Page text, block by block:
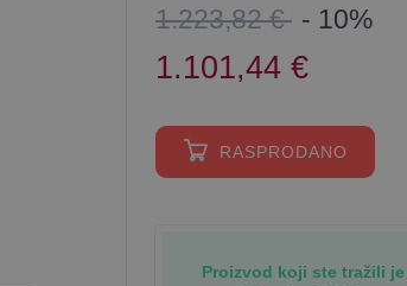
1.223,82 € - 10%
1.101,44 €
RASPRODANO
Proizvod koji ste tražili